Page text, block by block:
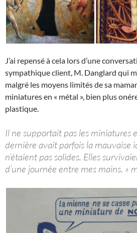
J’ai repensé à cela lors d’une
sympathique client, M. Danglard qui
malgré les moyens limités de sa
miniatures en « métal », bien plus
plastique.
Il ne supportait pas les miniatures
dernière avait parfois la mauvaise
n’étaient pas solides. Elles
d’une journée entre mes mains. »